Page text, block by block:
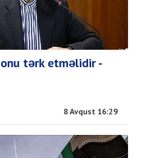
tərk etməlidir -
8 Avqust 16:29